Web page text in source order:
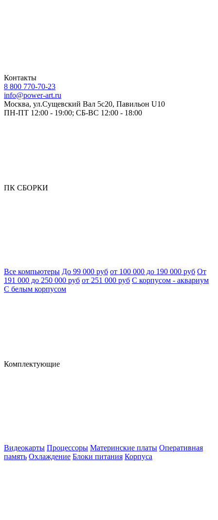
Контакты
8 800 770-70-23
info@power-art.ru
Москва, ул.Сущевский Вал 5с20, Павильон U10
ПН-ПТ 12:00 - 19:00; СБ-ВС 12:00 - 18:00
ПК СБОРКИ
Все компьютеры До 99 000 руб от 100 000 до 190 000 руб От
191 000 до 250 000 руб от 251 000 руб С корпусом - аквариум
С белым корпусом
Комплектующие
Видеокарты Процессоры Материнские платы Оперативная
память Охлаждение Блоки питания Корпуса